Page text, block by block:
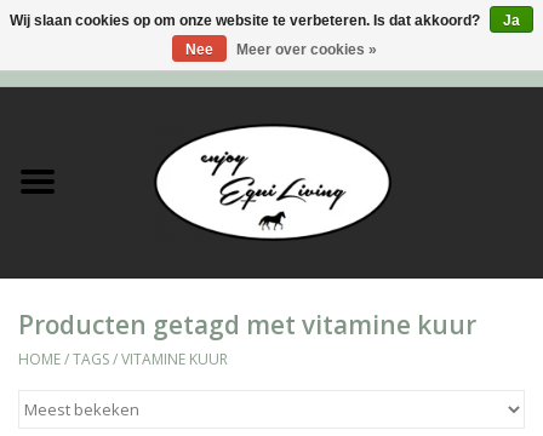
Stal en meer
Ruiter
Producten getagd met vitamine kuur
HOME/TAGS/VITAMINE KUUR
Wij slaan cookies op om onze website te verbeteren. Is dat akkoord?
Ja
Nee
Meer over cookies »